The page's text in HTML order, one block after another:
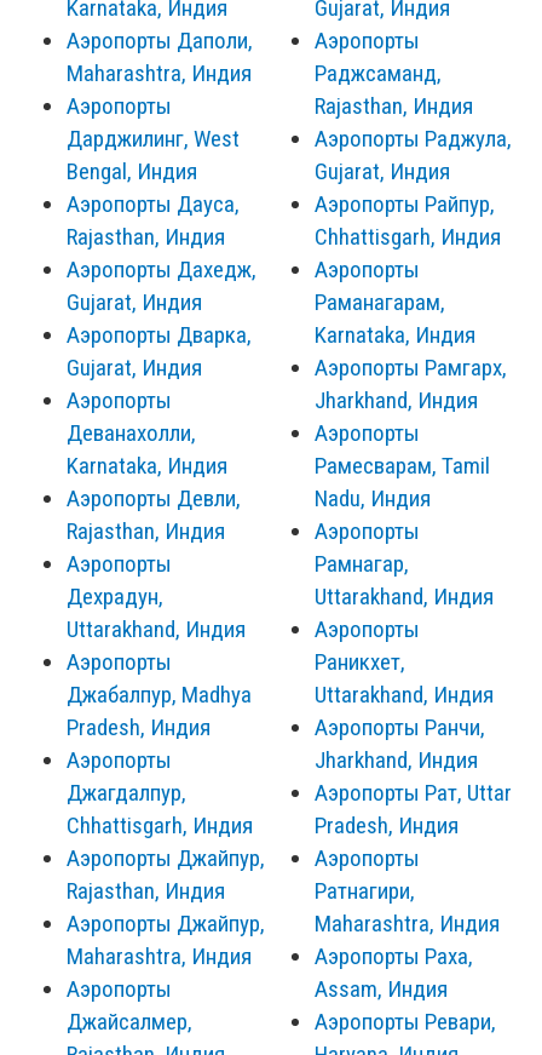
Karnataka, Индия
Аэропорты Даполи,
Maharashtra, Индия
Аэропорты
Дарджилинг, West
Bengal, Индия
Аэропорты Дауса,
Rajasthan, Индия
Аэропорты Дахедж,
Gujarat, Индия
Аэропорты Дварка,
Gujarat, Индия
Аэропорты
Деванахолли,
Karnataka, Индия
Аэропорты Девли,
Rajasthan, Индия
Аэропорты
Дехрадун,
Uttarakhand, Индия
Аэропорты
Джабалпур, Madhya
Pradesh, Индия
Аэропорты
Джагдалпур,
Chhattisgarh, Индия
Аэропорты Джайпур,
Rajasthan, Индия
Аэропорты Джайпур,
Maharashtra, Индия
Аэропорты
Джайсалмер,
Gujarat, Индия
Аэропорты
Раджсаманд,
Rajasthan, Индия
Аэропорты Раджула,
Gujarat, Индия
Аэропорты Райпур,
Chhattisgarh, Индия
Аэропорты
Раманагарам,
Karnataka, Индия
Аэропорты Рамгарх,
Jharkhand, Индия
Аэропорты
Рамесварам, Tamil
Nadu, Индия
Аэропорты
Рамнагар,
Uttarakhand, Индия
Аэропорты
Раникхет,
Uttarakhand, Индия
Аэропорты Ранчи,
Jharkhand, Индия
Аэропорты Рат, Uttar
Pradesh, Индия
Аэропорты
Ратнагири,
Maharashtra, Индия
Аэропорты Раха,
Assam, Индия
Аэропорты Ревари,